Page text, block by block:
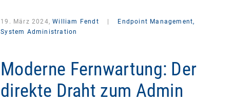
19. März 2024,William Fendt
Endpoint Management,
System Administration
Moderne Fernwartung: Der
direkte Draht zum Admin